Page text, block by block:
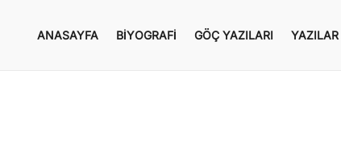
ANASAYFA BIYOGRAFI GÖÇ YAZILARI YAZILAR